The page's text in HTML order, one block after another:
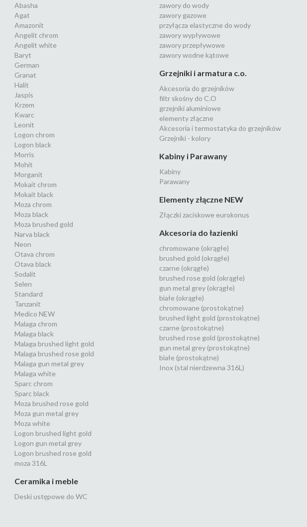
Abasha
Agat
Amazonit
Angelit chrom
Angelit white
Baryt
German
Granat
Halit
Jaspis
Krzem
Kwarc
Leonit
Logon chrom
Logon black
Morris
Mohit
Morganit
Mokait chrom
Mokait black
Moza chrom
Moza black
Moza brushed gold
Narva black
Neon
Otava chrom
Otava black
Sodalit
Selen
Standard
Tanzanit
Medico NEW
Malaga chrom
Malaga black
Malaga brushed light gold
Malaga brushed rose gold
Malaga gun metal grey
Malaga white
Sparc chrom
Sparc black
Moza brushed rose gold
Moza gun metal grey
Moza white
Logon brushed light gold
Logon gun metal grey
Logon brushed rose gold
moza 316L
Ceramika i meble
Deski ustępowe do WC
zawory do wody
zawory gazowe
przyłącza elastyczne do wody
zawory wypływowe
zawory przepływowe
zawory wodne kątowe
Grzejniki i armatura c.o.
Akcesoria do grzejników
filtr skośny do C.O
grzejniki aluminiowe
elementy złączne
Akcesoria i termostatyka do grzejników
Grzejniki - kolory
Kabiny i Parawany
Kabiny
Parawany
Elementy złączne NEW
Złączki zaciskowe eurokonus
Akcesoria do łazienki
chromowane (okrągłe)
brushed gold (okrągłe)
czarne (okrągłe)
brushed rose gold (okrągłe)
gun metal grey (okrągłe)
białe (okrągłe)
chromowane (prostokątne)
brushed light gold (prostokątne)
czarne (prostokątne)
brushed rose gold (prostokątne)
gun metal grey (prostokątne)
białe (prostokątne)
Inox (stal nierdzewna 316L)